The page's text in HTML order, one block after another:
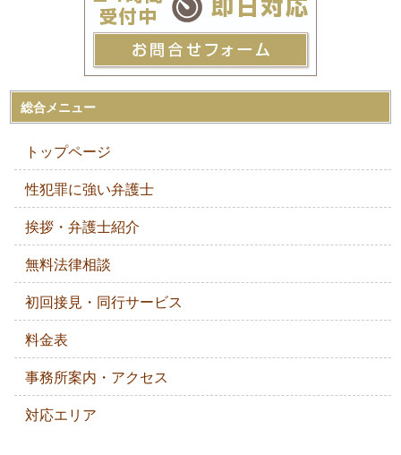
総合メニュー
トップページ
性犯罪に強い弁護士
挨拶・弁護士紹介
無料法律相談
初回接見・同行サービス
料金表
事務所案内・アクセス
対応エリア